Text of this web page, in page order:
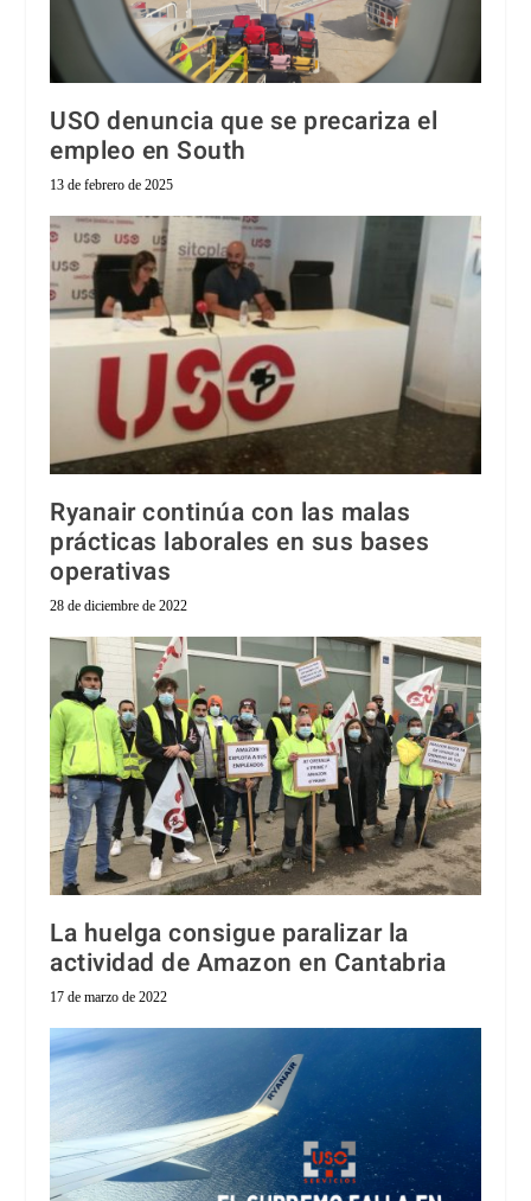
USO denuncia que se precariza el
empleo en South
13 de febrero de 2025
Ryanair continúa con las malas
prácticas laborales en sus bases
operativas
28 de diciembre de 2022
La huelga consigue paralizar la
actividad de Amazon en Cantabria
17 de marzo de 2022